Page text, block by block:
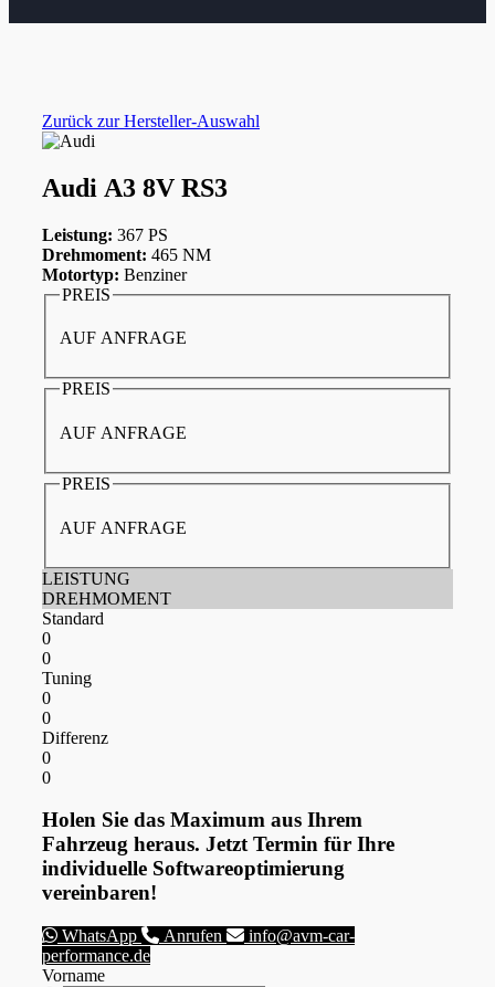
Zurück zur Hersteller-Auswahl
Audi A3 8V RS3
Leistung: 367 PS
Drehmoment: 465 NM
Motortyp: Benziner
PREIS
AUF ANFRAGE
PREIS
AUF ANFRAGE
PREIS
AUF ANFRAGE
LEISTUNG
DREHMOMENT
Standard
0
0
Tuning
0
0
Differenz
0
0
Holen Sie das Maximum aus Ihrem
Fahrzeug heraus. Jetzt Termin für Ihre
individuelle Softwareoptimierung
vereinbaren!
WhatsApp Anrufen
info@avm-car-
performance.de
Vorname